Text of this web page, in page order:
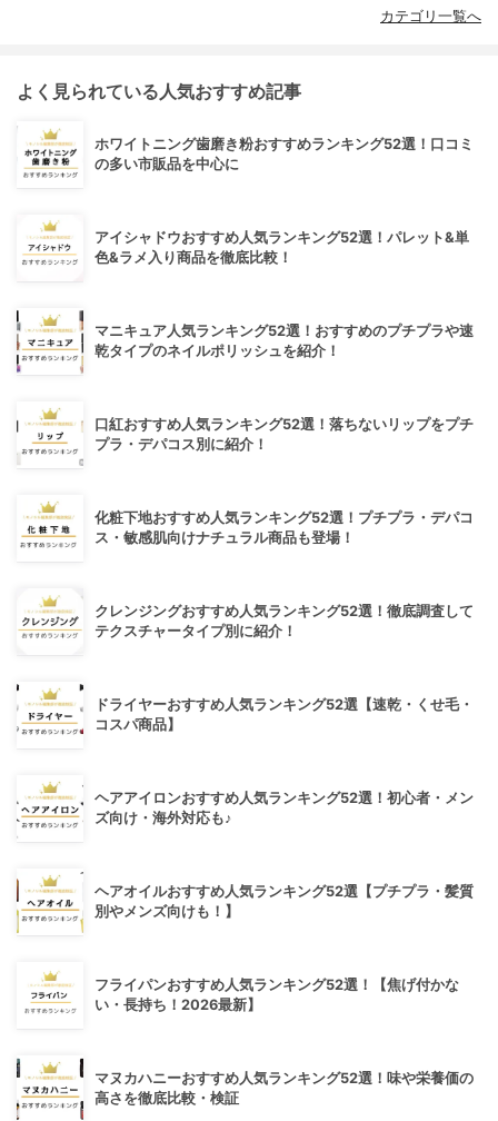
カテゴリ一覧へ
よく見られている人気おすすめ記事
ホワイトニング歯磨き粉おすすめランキング52選！口コミ
の多い市販品を中心に
アイシャドウおすすめ人気ランキング52選！パレット&単
色&ラメ入り商品を徹底比較！
マニキュア人気ランキング52選！おすすめのプチプラや速
乾タイプのネイルポリッシュを紹介！
口紅おすすめ人気ランキング52選！落ちないリップをプチ
プラ・デパコス別に紹介！
化粧下地おすすめ人気ランキング52選！プチプラ・デパコ
ス・敏感肌向けナチュラル商品も登場！
クレンジングおすすめ人気ランキング52選！徹底調査して
テクスチャータイプ別に紹介！
ドライヤーおすすめ人気ランキング52選【速乾・くせ毛・
コスパ商品】
ヘアアイロンおすすめ人気ランキング52選！初心者・メン
ズ向け・海外対応も♪
ヘアオイルおすすめ人気ランキング52選【プチプラ・髪質
別やメンズ向けも！】
フライパンおすすめ人気ランキング52選！【焦げ付かな
い・長持ち！2026最新】
マヌカハニーおすすめ人気ランキング52選！味や栄養価の
高さを徹底比較・検証